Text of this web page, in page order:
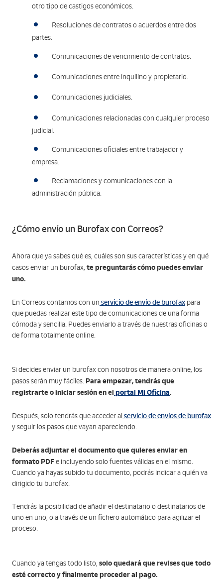
otro tipo de castigos económicos.
Resoluciones de contratos o acuerdos entre dos
partes.
Comunicaciones de vencimiento de contratos.
Comunicaciones entre inquilino y propietario.
Comunicaciones judiciales.
Comunicaciones relacionadas con cualquier proceso
judicial.
Comunicaciones oficiales entre trabajador y
empresa.
Reclamaciones y comunicaciones con la
administración pública.
¿Cómo envío un Burofax con Correos?
Ahora que ya sabes qué es, cuáles son sus características y en qué
casos enviar un burofax, te preguntarás cómo puedes enviar
uno.
En Correos contamos con un servicio de envío de burofax para
que puedas realizar este tipo de comunicaciones de una forma
cómoda y sencilla. Puedes enviarlo a través de nuestras oficinas o
de forma totalmente online.
Si decides enviar un burofax con nosotros de manera online, los
pasos serán muy fáciles. Para empezar, tendrás que
registrarte o iniciar sesión en el portal Mi Oficina.
Después, solo tendrás que acceder alservicio de envíos de burofax
y seguir los pasos que vayan apareciendo.
Deberás adjuntar el documento que quieres enviar en
formato PDF e incluyendo solo fuentes válidas en el mismo.
Cuando ya hayas subido tu documento, podrás indicar a quién va
dirigido tu burofax.
Tendrás la posibilidad de añadir el destinatario o destinatarios de
uno en uno, o a través de un fichero automático para agilizar el
proceso.
Cuando ya tengas todo listo, solo quedará que revises que todo
esté correcto y finalmente proceder al pago.